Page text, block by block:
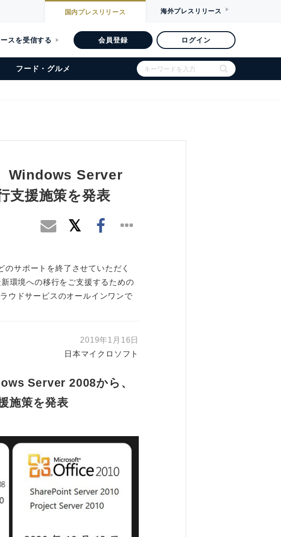
国内プレスリリース 海外プレスリリース
スを受信する 会員登録 ログイン
フード・グルメ
Windows Server
支援施策を発表
サポートを終了させていただく
環境への移行をご支援するための
ウドサービスのオールインワンで
2019年1月16日
日本マイクロソフト
Server 2008から、
施策を発表